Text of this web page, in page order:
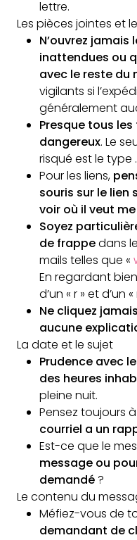
lettre.
Les pièces jointes et
N’ouvrez jamais
inattendues ou
avec le reste du
vigilants si
généralement
Presque tous
dangereux. Le
risqué est le type
Pour les liens,
souris sur le lien
voir où il veut
Soyez
de frappedans
mails telles que «
En regardant
d’un « r » et d’un «
Ne cliquez
aucune
La date et le sujet
Prudence avec
des heures
pleine nuit.
Pensez toujours à
courriel a un
Est-ce que le
message ou
demandé ?
Le contenu du
Méfiez-vous de
demandant de